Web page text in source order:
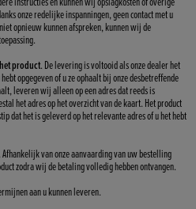
onze redelijke inspanningen, geen contact met u
opnieuw kunnen afspreken, kunnen wij de
product. De levering is voltooid als onze dealer het
opgegeven of u ze ophaalt bij onze desbetreffende
leveren wij alleen op een adres dat reeds is
het adres op het overzicht van de kaart. Het product
dat het is geleverd op het relevante adres of u het hebt
. Afhankelijk van onze aanvaarding van uw bestelling
zodra wij de betaling volledig hebben ontvangen.
aan u kunnen leveren.